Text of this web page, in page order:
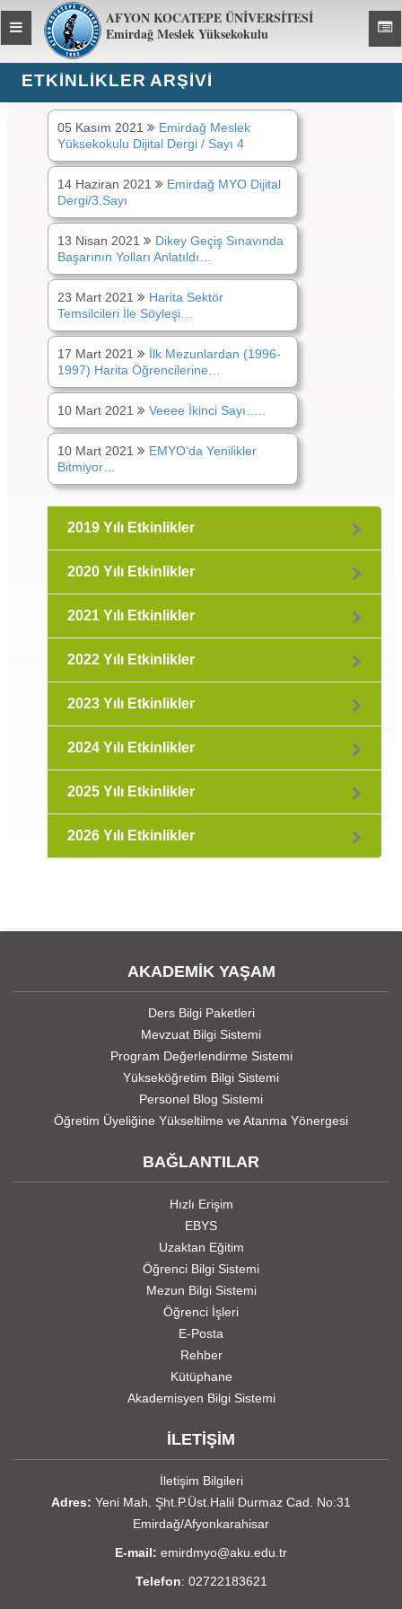
AFYON KOCATEPE ÜNİVERSİTESİ
Emirdağ Meslek Yüksekokulu
Toggle
global
navigation
ETKINLIKLER ARŞİVİ
Etkinlikler ARŞİVİ:2021
05 Kasım 2021
Emirdağ Meslek
Yüksekokulu Dijital Dergi / Sayı 4
14 Haziran 2021
Emirdağ MYO Dijital
Dergi/3.Sayı
13 Nisan 2021
Dikey Geçiş Sınavında
Başarının Yolları Anlatıldı…
23 Mart 2021
Harita Sektör
Temsilcileri İle Söyleşi…
17 Mart 2021
İlk Mezunlardan (1996-
1997) Harita Öğrencilerine…
10 Mart 2021 Veeee İkinci Sayı…..
10 Mart 2021
EMYO’da Yenilikler
Bitmiyor…
2019 Yılı Etkinlikler
2020 Yılı Etkinlikler
2021 Yılı Etkinlikler
2022 Yılı Etkinlikler
2023 Yılı Etkinlikler
2024 Yılı Etkinlikler
2025 Yılı Etkinlikler
2026 Yılı Etkinlikler
AKADEMİK YAŞAM
Ders Bilgi Paketleri
Mevzuat Bilgi Sistemi
Program Değerlendirme Sistemi
Yükseköğretim Bilgi Sistemi
Personel Blog Sistemi
Öğretim Üyeliğine Yükseltilme ve Atanma Yönergesi
BAĞLANTILAR
Hızlı Erişim
EBYS
Uzaktan Eğitim
Öğrenci Bilgi Sistemi
Mezun Bilgi Sistemi
Öğrenci İşleri
E-Posta
Rehber
Kütüphane
Akademisyen Bilgi Sistemi
İLETİŞİM
İletişim Bilgileri
Adres: Yeni Mah. Şht.P.Üst.Halil Durmaz Cad. No:31
Emirdağ/Afyonkarahisar
E-mail: emirdmyo@aku.edu.tr
Telefon: 02722183621